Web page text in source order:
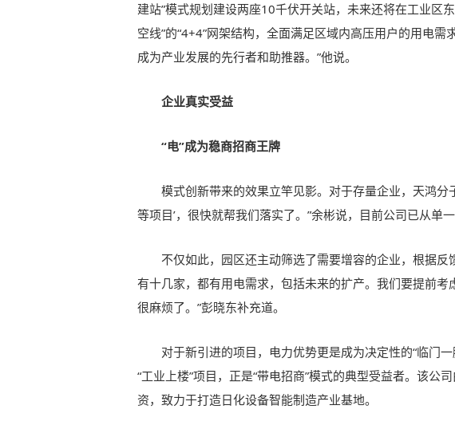
建站”模式规划建设两座10千伏开关站，未来还将在工业区
空线”的“4+4”网架结构，全面满足区域内高压用户的用电需
成为产业发展的先行者和助推器。”他说。
企业真实受益
“电”成为稳商招商王牌
模式创新带来的效果立竿见影。对于存量企业，天鸿分
等项目’，很快就帮我们落实了。”余彬说，目前公司已从单
不仅如此，园区还主动筛选了需要增容的企业，根据反
有十几家，都有用电需求，包括未来的扩产。我们要提前
很麻烦了。”彭晓东补充道。
对于新引进的项目，电力优势更是成为决定性的“临门
“工业上楼”项目，正是“带电招商”模式的典型受益者。该公
资，致力于打造日化设备智能制造产业基地。